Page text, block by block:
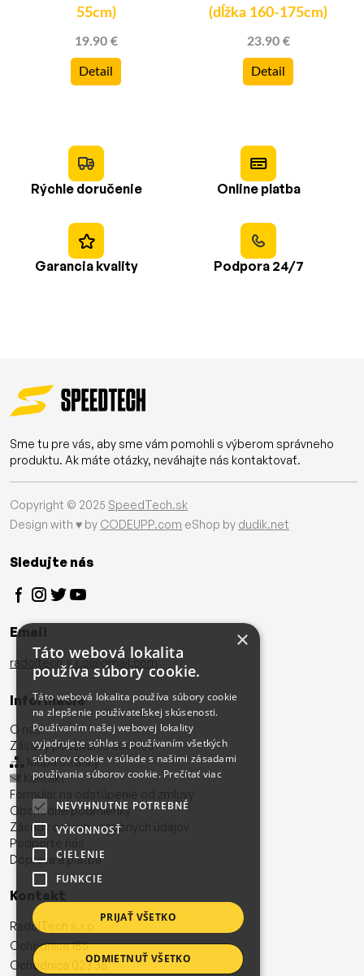
55cm)
19.90 €
Detail
(dĺžka 160-175cm)
23.90 €
Detail
Rýchle doručenie Online platba
Garancia kvality Podpora 24/7
Sme tu pre vás, aby sme vám pomohli s výberom správneho
produktu. Ak máte otázky, neváhajte nás kontaktovať.
Copyright © 2025 SpeedTech.sk
Design with ♥ by CODEUPP.com eShop by dudik.net
Sledujte nás
Email
radoltech.s.r.o@gmail.com
Informácie
O nás
Zásady používania cookies
Mapa stránky
Kontakt
Formulár na odstúpenie od zmluvy
Obchodné podmienky
Zásady ochrany osobných údajov
Podporte nás
Doprava a platba
Kontakt
RadolTech s.r.o
Ochodnica 185
Ochodnica 023 35
×
Táto webová lokalita
používa súbory cookie.
Táto webová lokalita používa súbory cookie
na zlepšenie používateľskej skúsenosti.
Používaním našej webovej lokality
vyjadrujete súhlas s používaním všetkých
súborov cookie v súlade s našimi zásadami
používania súborov cookie. Prečítať viac
NEVYHNUTNE POTREBNÉ
VÝKONNOSŤ
CIELENIE
FUNKCIE
PRIJAŤ VŠETKO
ODMIETNUŤ VŠETKO